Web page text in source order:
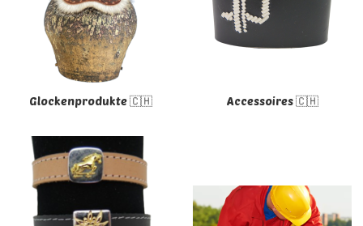
Glockenprodukte 🇨🇭 Accessoires 🇨🇭